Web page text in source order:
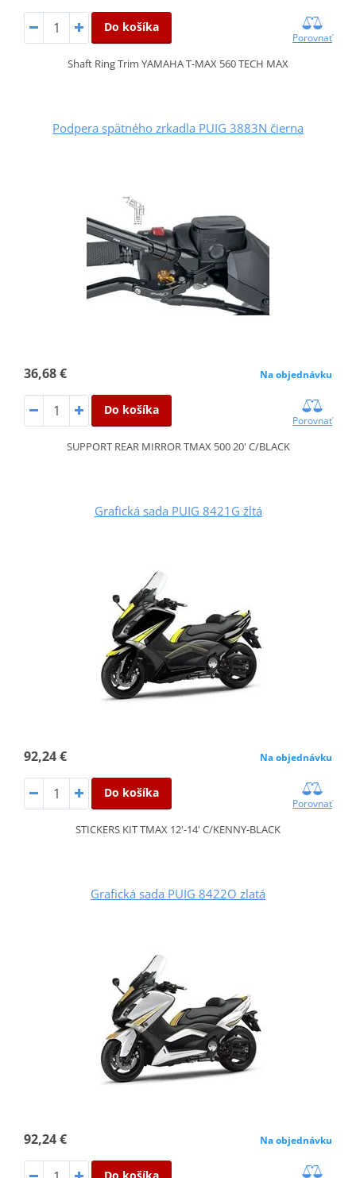
Do košíka
Porovnať
Shaft Ring Trim YAMAHA T-MAX 560 TECH MAX
Podpera spätného zrkadla PUIG 3883N čierna
36,68 € Na objednávku
Do košíka
Porovnať
SUPPORT REAR MIRROR TMAX 500 20' C/BLACK
Grafická sada PUIG 8421G žltá
92,24 € Na objednávku
Do košíka
Porovnať
STICKERS KIT TMAX 12'-14' C/KENNY-BLACK
Grafická sada PUIG 8422O zlatá
92,24 € Na objednávku